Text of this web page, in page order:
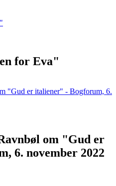
for Eva"
om "Gud er
6. november 2022